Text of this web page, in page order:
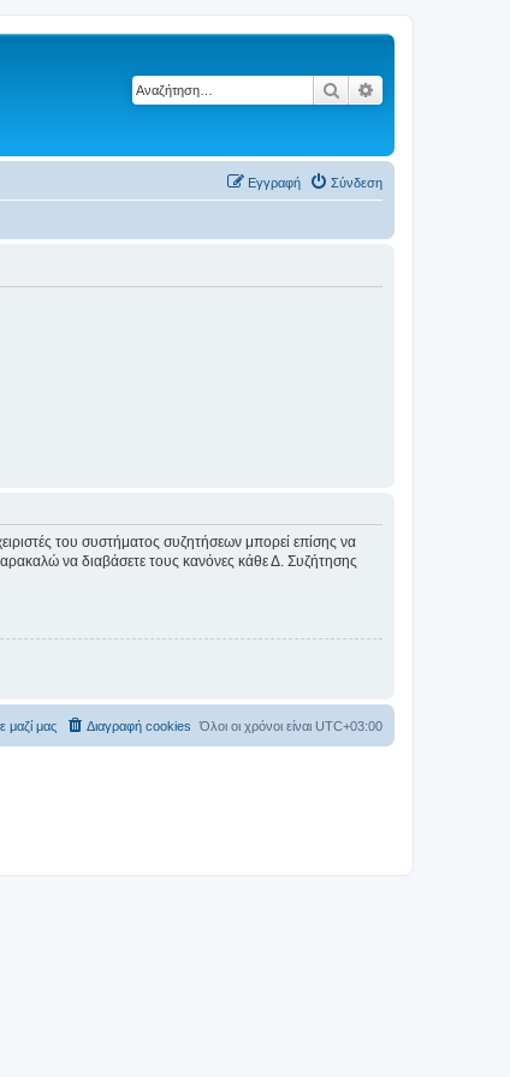
Αναζήτηση
Σύνδεση
Εγγραφή
του συστήματος συζητήσεων μπορεί επίσης να
να διαβάσετε τους κανόνες κάθε Δ. Συζήτησης
Όλοι οι χρόνοι είναι UTC+03:00
Διαγραφή cookies
μαζί μας